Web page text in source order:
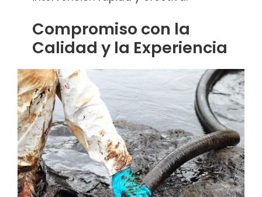
Compromiso con la
Calidad y la Experiencia